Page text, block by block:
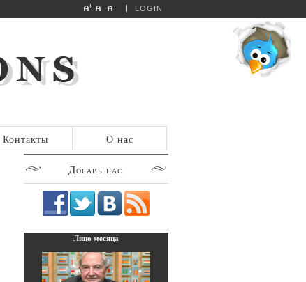
LOGIN
Контакты О нас
Добавь нас
Лицо месяца